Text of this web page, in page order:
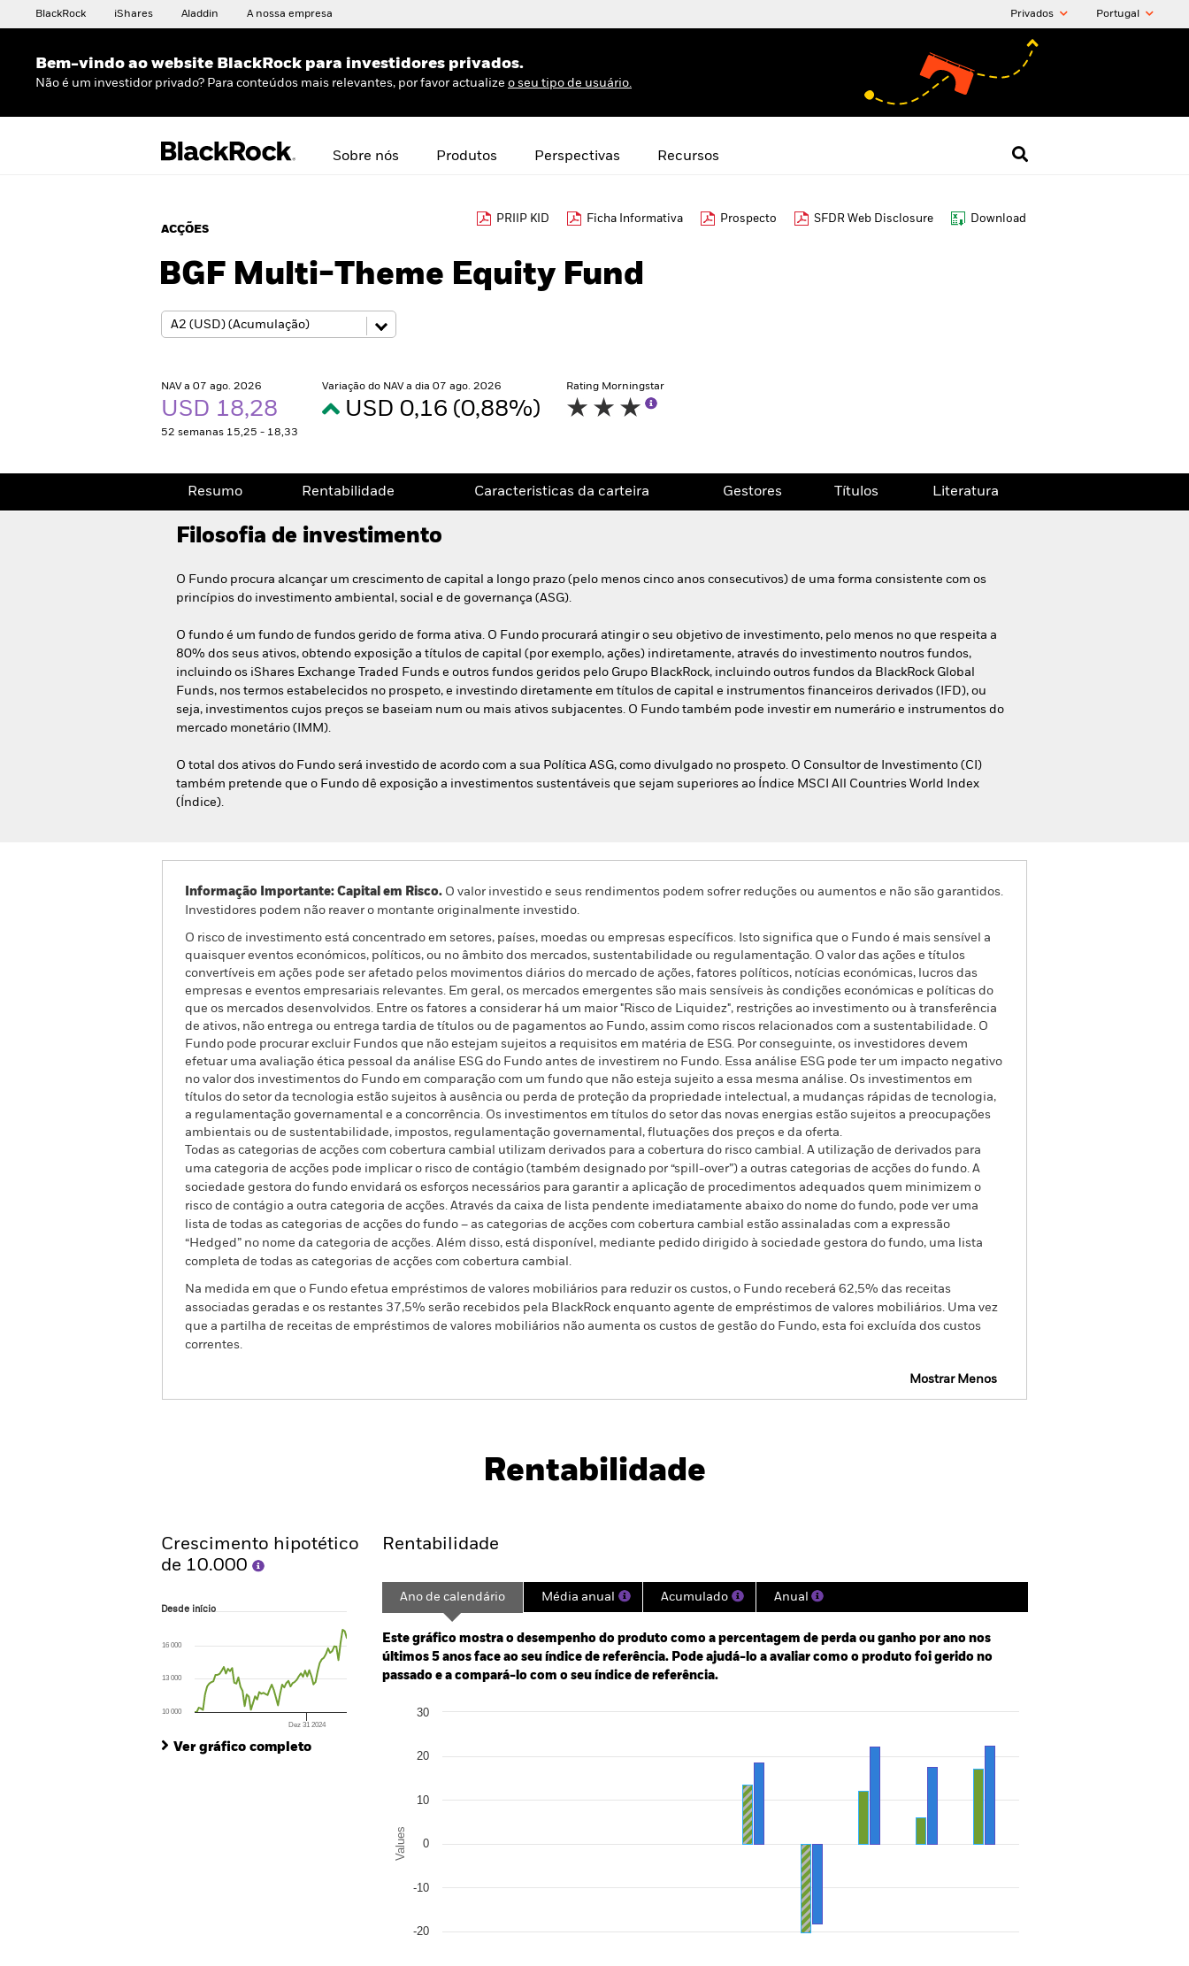
BlackRock iShares Aladdin A nossa empresa Privados Portugal
Bem-vindo ao website BlackRock para investidores privados.
Não é um investidor privado? Para conteúdos mais relevantes, por favor actualize o seu tipo de usuário.
Sobre nós Produtos Perspectivas Recursos
ACÇÕES
PRIIP KID Ficha Informativa Prospecto SFDR Web Disclosure Download
BGF Multi-Theme Equity Fund
NAV a 07 ago. 2026
USD 18,28
52 semanas 15,25 - 18,33
Variação do NAV a dia 07 ago. 2026
USD 0,16 (0,88%)
Rating Morningstar
Resumo Rentabilidade Caracteristicas da carteira Gestores Títulos Literatura
Filosofia de investimento
O Fundo procura alcançar um crescimento de capital a longo prazo (pelo menos cinco anos consecutivos) de uma forma consistente com os
princípios do investimento ambiental, social e de governança (ASG).
O fundo é um fundo de fundos gerido de forma ativa. O Fundo procurará atingir o seu objetivo de investimento, pelo menos no que respeita a
80% dos seus ativos, obtendo exposição a títulos de capital (por exemplo, ações) indiretamente, através do investimento noutros fundos,
incluindo os iShares Exchange Traded Funds e outros fundos geridos pelo Grupo BlackRock, incluindo outros fundos da BlackRock Global
Funds, nos termos estabelecidos no prospeto, e investindo diretamente em títulos de capital e instrumentos financeiros derivados (IFD), ou
seja, investimentos cujos preços se baseiam num ou mais ativos subjacentes. O Fundo também pode investir em numerário e instrumentos do
mercado monetário (IMM).
O total dos ativos do Fundo será investido de acordo com a sua Política ASG, como divulgado no prospeto. O Consultor de Investimento (CI)
também pretende que o Fundo dê exposição a investimentos sustentáveis que sejam superiores ao Índice MSCI All Countries World Index
(Índice).
Informação Importante: Capital em Risco. O valor investido e seus rendimentos podem sofrer reduções ou aumentos e não são garantidos.
Investidores podem não reaver o montante originalmente investido.
O risco de investimento está concentrado em setores, países, moedas ou empresas específicos. Isto significa que o Fundo é mais sensível a
quaisquer eventos económicos, políticos, ou no âmbito dos mercados, sustentabilidade ou regulamentação. O valor das ações e títulos
convertíveis em ações pode ser afetado pelos movimentos diários do mercado de ações, fatores políticos, notícias económicas, lucros das
empresas e eventos empresariais relevantes. Em geral, os mercados emergentes são mais sensíveis às condições económicas e políticas do
que os mercados desenvolvidos. Entre os fatores a considerar há um maior "Risco de Liquidez", restrições ao investimento ou à transferência
de ativos, não entrega ou entrega tardia de títulos ou de pagamentos ao Fundo, assim como riscos relacionados com a sustentabilidade. O
Fundo pode procurar excluir Fundos que não estejam sujeitos a requisitos em matéria de ESG. Por conseguinte, os investidores devem
efetuar uma avaliação ética pessoal da análise ESG do Fundo antes de investirem no Fundo. Essa análise ESG pode ter um impacto negativo
no valor dos investimentos do Fundo em comparação com um fundo que não esteja sujeito a essa mesma análise. Os investimentos em
títulos do setor da tecnologia estão sujeitos à ausência ou perda de proteção da propriedade intelectual, a mudanças rápidas de tecnologia,
a regulamentação governamental e a concorrência. Os investimentos em títulos do setor das novas energias estão sujeitos a preocupações
ambientais ou de sustentabilidade, impostos, regulamentação governamental, flutuações dos preços e da oferta.
Todas as categorias de acções com cobertura cambial utilizam derivados para a cobertura do risco cambial. A utilização de derivados para
uma categoria de acções pode implicar o risco de contágio (também designado por “spill-over”) a outras categorias de acções do fundo. A
sociedade gestora do fundo envidará os esforços necessários para garantir a aplicação de procedimentos adequados quem minimizem o
risco de contágio a outra categoria de acções. Através da caixa de lista pendente imediatamente abaixo do nome do fundo, pode ver uma
lista de todas as categorias de acções do fundo – as categorias de acções com cobertura cambial estão assinaladas com a expressão
“Hedged” no nome da categoria de acções. Além disso, está disponível, mediante pedido dirigido à sociedade gestora do fundo, uma lista
completa de todas as categorias de acções com cobertura cambial.
Na medida em que o Fundo efetua empréstimos de valores mobiliários para reduzir os custos, o Fundo receberá 62,5% das receitas
associadas geradas e os restantes 37,5% serão recebidos pela BlackRock enquanto agente de empréstimos de valores mobiliários. Uma vez
que a partilha de receitas de empréstimos de valores mobiliários não aumenta os custos de gestão do Fundo, esta foi excluída dos custos
correntes.
Mostrar Menos
Caracteristicas da carteira
Rentabilidade
Crescimento hipotético
de 10.000
Desde início
The chart has 1 X axis displaying Time. Range: 2020-06-30 00:00:00 to 2026-07-31 00:00:00.
The chart has 1 Y axis displaying values. Range: 0 to 90.
Desde início
Dez 31 2024
10 000
13 000
16 000
Ver gráfico completo
Rentabilidade
Ano de calendário Média anual Acumulado Anual
Este gráfico mostra o desempenho do produto como a percentagem de perda ou ganho por ano nos
últimos 5 anos face ao seu índice de referência. Pode ajudá-lo a avaliar como o produto foi gerido no
passado e a compará-lo com o seu índice de referência.
Bar chart with 3 data series.
The chart has 1 Y axis displaying Values. Range: -30 to 30.
Values
-20
-10
0
10
20
30